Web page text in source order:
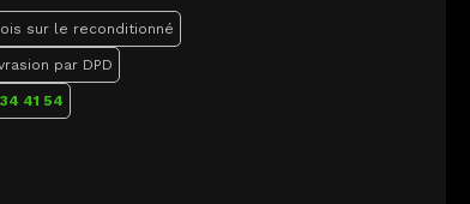
sur le reconditionné
par DPD
41 54